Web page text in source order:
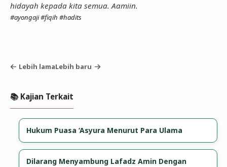
hidayah kepada kita semua. Aamiin.
#ayongaji#fiqih #hadits
Lebih lamaLebih baru
📚 Kajian Terkait
Hukum Puasa ‘Asyura Menurut Para Ulama
Dilarang Menyambung Lafadz Amin Dengan